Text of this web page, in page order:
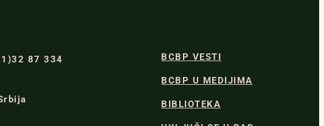
87 334
BCBP VESTI
BCBP U MEDIJIMA
BIBLIOTEKA